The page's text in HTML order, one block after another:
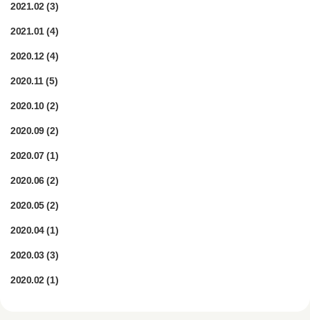
2021.02(3)
2021.01(4)
2020.12(4)
2020.11(5)
2020.10(2)
2020.09(2)
2020.07(1)
2020.06(2)
2020.05(2)
2020.04(1)
2020.03(3)
2020.02(1)